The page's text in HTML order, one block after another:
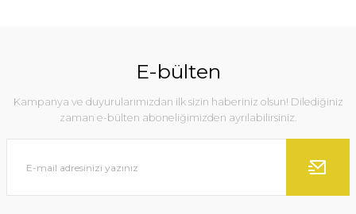
E-bülten
Kampanya ve duyurularımızdan ilk sizin haberiniz olsun! Dilediğiniz
zaman e-bülten aboneliğimizden ayrılabilirsiniz.